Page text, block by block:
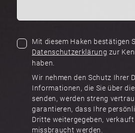
Mit diesem Haken bestätigen
Datenschutzerklärung zur
haben.
Wir nehmen den Schutz Ihrer
Informationen, die Sie über
senden, werden streng
garantieren, dass Ihre
Dritte weitergegeben,
missbraucht werden.